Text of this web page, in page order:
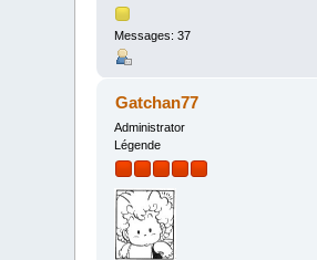
Messages: 37
Gatchan77
Administrator
Légende